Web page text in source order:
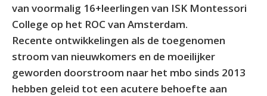
van voormalig 16+leerlingen van ISK Montessori
College op het ROC van Amsterdam.
Recente ontwikkelingen als de toegenomen
stroom van nieuwkomers en de moeilijker
geworden doorstroom naar het mbo sinds 2013
hebben geleid tot een acutere behoefte aan